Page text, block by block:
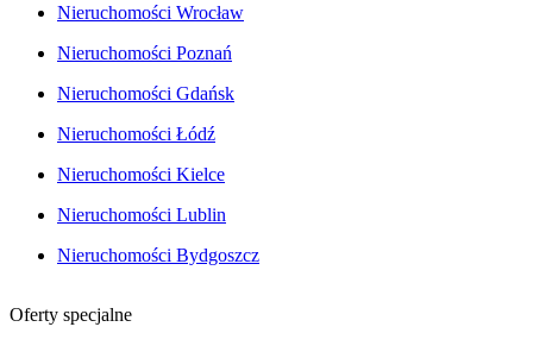
Nieruchomości Wrocław
Nieruchomości Poznań
Nieruchomości Gdańsk
Nieruchomości Łódź
Nieruchomości Kielce
Nieruchomości Lublin
Nieruchomości Bydgoszcz
Oferty specjalne